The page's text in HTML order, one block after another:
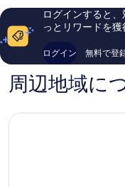
区
口
ミ
1,365
の
口
ミ
ログインすると
っとリワードを
ログイン 無料で登
周辺地域に